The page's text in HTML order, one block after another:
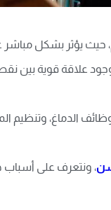
يؤثر بشكل مباشر على
وجود علاقة قوية
الدماغ، وتنظيم
، ونتعرف على أسباب